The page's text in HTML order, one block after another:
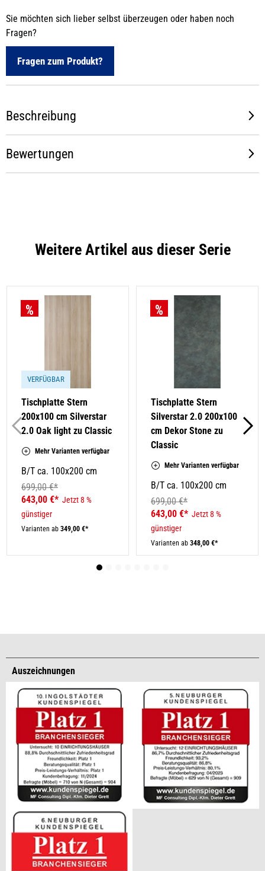
Sie möchten sich lieber selbst überzeugen oder haben noch
Fragen?
Fragen zum Produkt?
Beschreibung
Bewertungen
Weitere Artikel aus dieser Serie
VERFÜGBAR
Tischplatte Stern
200x100 cm Silverstar
2.0 Oak light zu Classic
Mehr Varianten verfügbar
B/T ca. 100x200 cm
Varianten ab 349,00 €*
699,00 €*
643,00 €* Jetzt 8 %
günstiger
Tischplatte Stern
Silverstar 2.0 200x100
cm Dekor Stone zu
Classic
Mehr Varianten verfügbar
B/T ca. 100x200 cm
Varianten ab 348,00 €*
699,00 €*
643,00 €* Jetzt 8 %
günstiger
Auszeichnungen